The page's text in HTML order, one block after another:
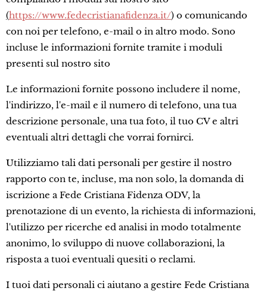
(https://www.fedecristianafidenza.it/) o comunicando
con noi per telefono, e-mail o in altro modo. Sono
incluse le informazioni fornite tramite i moduli
presenti sul nostro sito
Le informazioni fornite possono includere il nome,
l'indirizzo, l'e-mail e il numero di telefono, una tua
descrizione personale, una tua foto, il tuo CV e altri
eventuali altri dettagli che vorrai fornirci.
Utilizziamo tali dati personali per gestire il nostro
rapporto con te, incluse, ma non solo, la domanda di
iscrizione a Fede Cristiana Fidenza ODV, la
prenotazione di un evento, la richiesta di informazioni,
l'utilizzo per ricerche ed analisi in modo totalmente
anonimo, lo sviluppo di nuove collaborazioni, la
risposta a tuoi eventuali quesiti o reclami.
I tuoi dati personali ci aiutano a gestire Fede Cristiana